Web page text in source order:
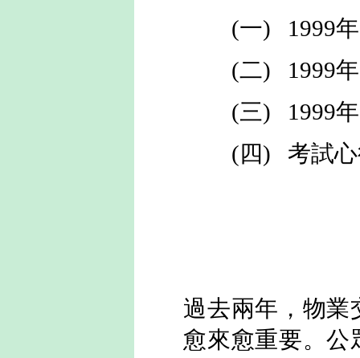
(一) 1999
(二) 1999
(三) 1999
(四) 考試
過去兩年，物業
愈來愈重要。公